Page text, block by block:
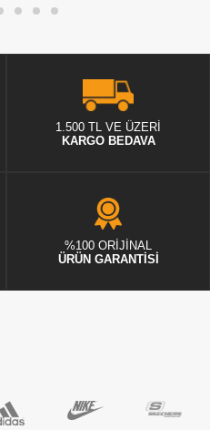
1.500 TL VE ÜZERİ
KARGO BEDAVA
%100 ORİJİNAL
ÜRÜN GARANTİSİ